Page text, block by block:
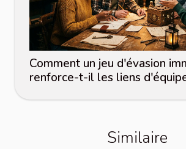
Comment un jeu d'évasion
renforce-t-il les liens
Similaire